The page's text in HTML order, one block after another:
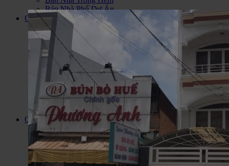
Bán Nhà Phố Dự Án
Cho thuê
Cho Thuê Nhà Trong Hẻm
Cho Thuê Nhà Mặt Phố
Cho Thuê Căn Hộ Chung Cư
Cho Thuê Nhà Biệt Thự
Cho Thuê Văn Phòng
Cho Thuê Nhà Trọ Phòng Trọ
Cho Thuê Cửa Hàng - I Ốt
Cho Thuê Đất, Kho, Nhà Xưởng
Cho Thuê Nhà Làm Khách Sạn
Cho Thuê Căn Hộ Dịch Vụ
Căn Hộ Quận 7
Cho Thuê Căn Hộ Q7
Bán căn hộ Quận 7
Căn Hộ Hoàng Anh Thanh Bình
Căn Hộ Sunrise City